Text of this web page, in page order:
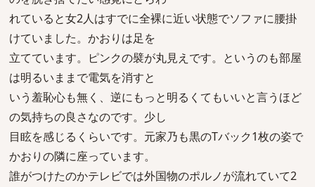
れていると女2人はすでに全裸に近い状態でソファに腰掛
けていました。かおりは足を
立てています。ピンクの襞が丸見えです。というのも部屋
は明るいままで電気を消すと
いう羞恥心も無く、逆にもっと明るくてもいいと言うほど
の気持ちの良さなのです。少し
目眩を感じるくらいです。元家乃も黒のTバック1枚の姿で
かおりの隣に座っています。
誰がつけたのかテレビでは外国物のポルノが流れていて2